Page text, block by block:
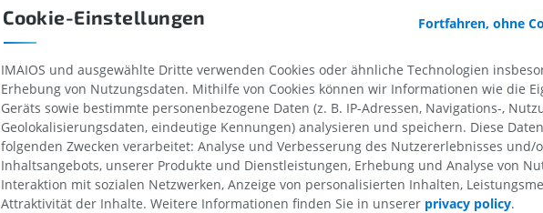
Mohammed Barakat
Clinical Case Channel IMAIOS
Album: Knochen und Gelenke
Cookie-Einstellungen Fortfahren, ohne
IMAIOS und ausgewählte Dritte verwenden Cookies oder ähnliche Technologien
Erhebung von Nutzungsdaten. Mithilfe von Cookies können wir Informationen wie die
Geräts sowie bestimmte personenbezogene Daten (z. B. IP-Adressen, Navigations-,
Geolokalisierungsdaten, eindeutige Kennungen) analysieren und speichern. Diese
folgenden Zwecken verarbeitet: Analyse und Verbesserung des Nutzererlebnisses und/
Inhaltsangebots, unserer Produkte und Dienstleistungen, Erhebung und Analyse von
Interaktion mit sozialen Netzwerken, Anzeige von personalisierten Inhalten,
Attraktivität der Inhalte. Weitere Informationen finden Sie in unserer privacy policy.